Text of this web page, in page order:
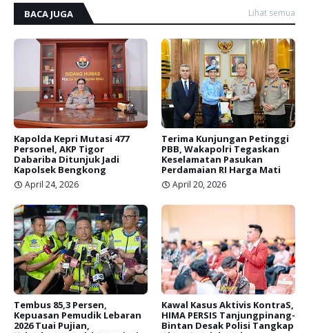
BACA JUGA Lihat semua
Kapolda Kepri Mutasi 477
Personel, AKP Tigor
Dabariba Ditunjuk Jadi
Kapolsek Bengkong
April 24, 2026
Terima Kunjungan Petinggi
PBB, Wakapolri Tegaskan
Keselamatan Pasukan
Perdamaian RI Harga Mati
April 20, 2026
Tembus 85,3 Persen,
Kepuasan Pemudik Lebaran
2026 Tuai Pujian,
Kawal Kasus Aktivis KontraS,
HIMA PERSIS Tanjungpinang-
Bintan Desak Polisi Tangkap